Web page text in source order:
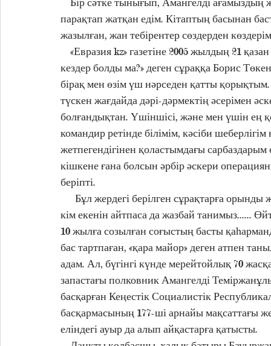
парақтап жатқан едім. Кітаптың басынан
жазылған, жан тебірентер сөздерден
кездер болды ма?» деген сұраққа Борис
бірақ мен өзім үш нәрседен қатты қорықтым.
түскен жағдайда дәрі-дәрмектің әсерімен
болғандықтан. Үшіншісі, және мен үшін ең
командир ретінде білімім, кәсіби
жетпегендігінен қоластымдағы
кішкене ғана болсын әрбір әскери
беріпті.
кім екенін айтпаса да жазбай танимыз......
10 жылға созылған соғыстың басты
бас тартпаған, «қара майор» деген атпен
адам. Ал, бүгінгі күнде мерейтойлық 70
запастағы полковник Амангелді
басқарған Кеңестік Социалистік
басқармасының 177-ші арнайы мақсаттағы
еліндегі ауыр да алып айқастарға қатысты.